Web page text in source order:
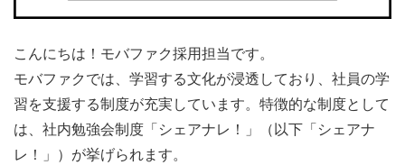
こんにちは！モバファク採用担当です。
モバファクでは、学習する文化が浸透しており、社員の学
習を支援する制度が充実しています。特徴的な制度として
は、社内勉強会制度「シェアナレ！」（以下「シェアナ
レ！」）が挙げられます。